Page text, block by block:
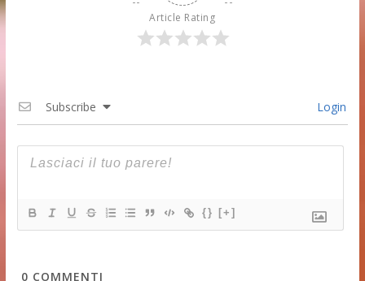
Article Rating
Subscribe Login
{} [+]
0 COMMENTI